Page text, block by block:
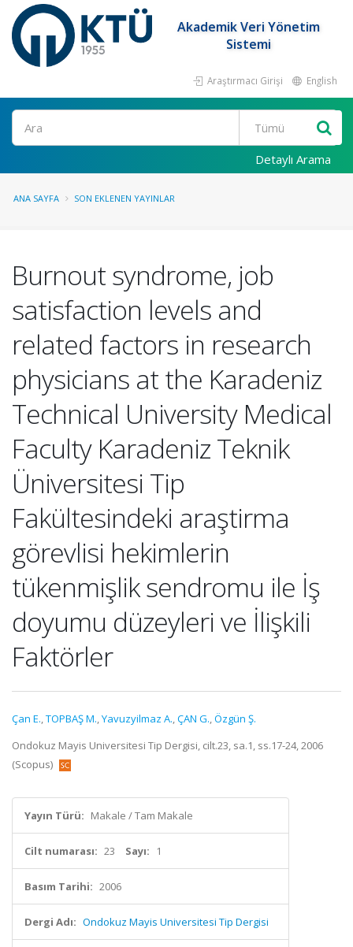
Akademik Veri Yönetim
Sistemi
Araştırmacı Girişi English
Ara
Detaylı Arama
ANA SAYFA SON EKLENEN YAYINLAR
Burnout syndrome, job
satisfaction levels and
related factors in research
physicians at the Karadeniz
Technical University Medical
Faculty Karadeniz Teknik
Üniversitesi Tip
Fakültesindeki araştirma
görevlisi hekimlerin
tükenmişlik sendromu ile İş
doyumu düzeyleri ve İlişkili
Faktörler
Çan E.,TOPBAŞ M.,Yavuzyilmaz A.,ÇAN G.,Özgün Ş.
Ondokuz Mayis Universitesi Tip Dergisi, cilt.23, sa.1, ss.17-24, 2006
(Scopus)
Yayın Türü: Makale / Tam Makale
Cilt numarası: 23 Sayı: 1
Basım Tarihi: 2006
Dergi Adı: Ondokuz Mayis Universitesi Tip Dergisi